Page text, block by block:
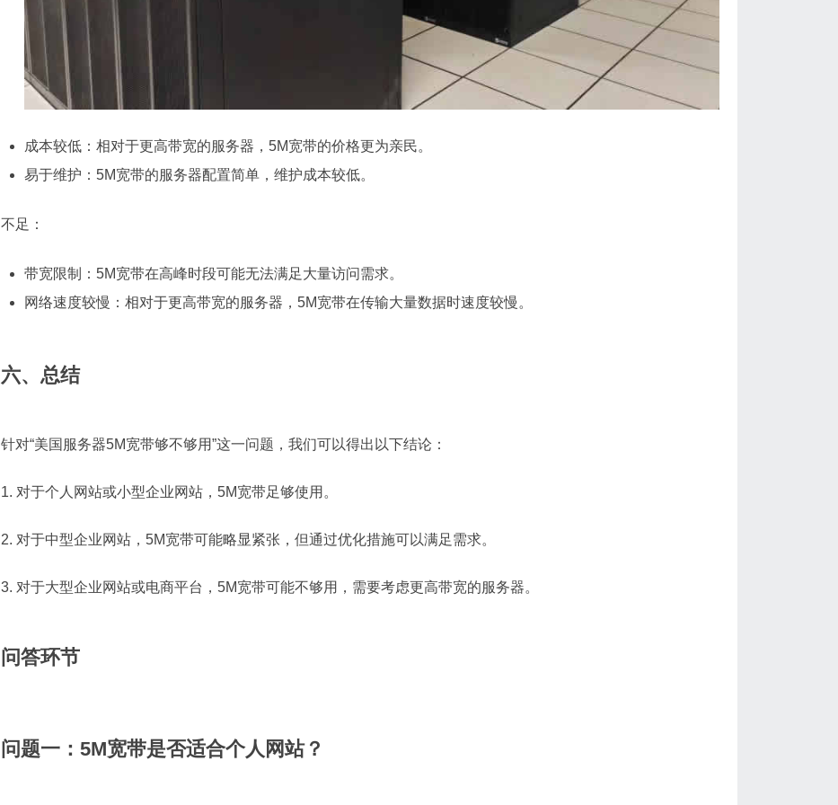
成本较低：相对于更高带宽的服务器，5M宽带的价格更为亲民。
易于维护：5M宽带的服务器配置简单，维护成本较低。
不足：
带宽限制：5M宽带在高峰时段可能无法满足大量访问需求。
网络速度较慢：相对于更高带宽的服务器，5M宽带在传输大量数据时速度较慢。
六、总结
针对“美国服务器5M宽带够不够用”这一问题，我们可以得出以下结论：
1. 对于个人网站或小型企业网站，5M宽带足够使用。
2. 对于中型企业网站，5M宽带可能略显紧张，但通过优化措施可以满足需求。
3. 对于大型企业网站或电商平台，5M宽带可能不够用，需要考虑更高带宽的服务器。
问答环节
问题一：5M宽带是否适合个人网站？